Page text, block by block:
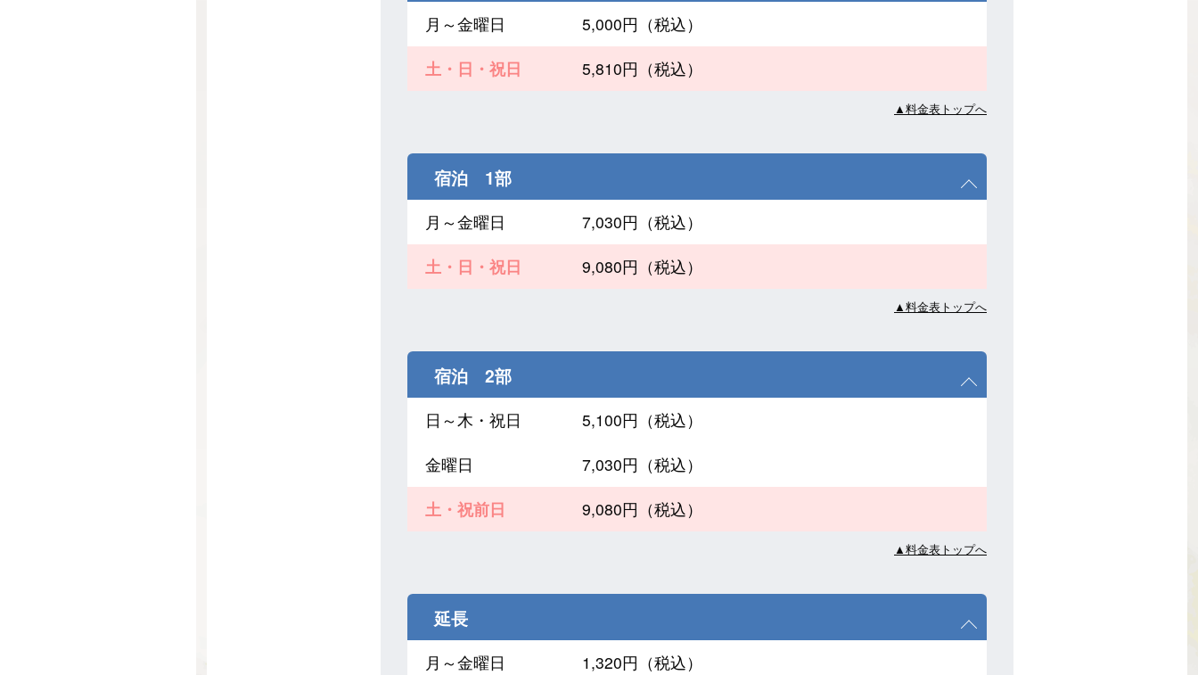
月～金曜日
5,000円（税込）
土・日・祝日
5,810円（税込）
▲料金表トップへ
宿泊 1部
月～金曜日
7,030円（税込）
土・日・祝日
9,080円（税込）
▲料金表トップへ
宿泊 2部
日～木・祝日
5,100円（税込）
金曜日
7,030円（税込）
土・祝前日
9,080円（税込）
▲料金表トップへ
延長
月～金曜日
1,320円（税込）